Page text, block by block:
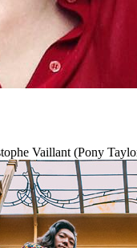
Vaillant (Pony